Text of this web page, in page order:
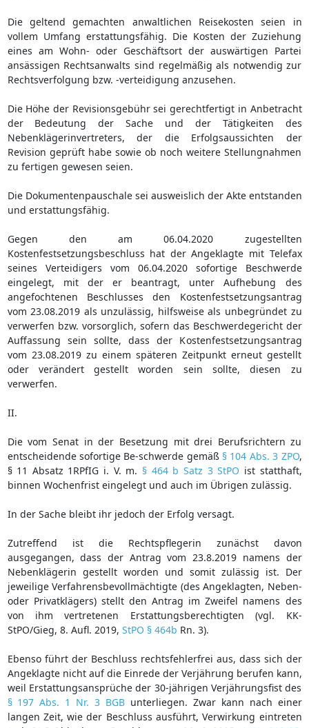
Die geltend gemachten anwaltlichen Reisekosten seien in
vollem Umfang erstattungsfähig. Die Kosten der Zuziehung
eines am Wohn- oder Geschäftsort der auswärtigen Partei
ansässigen Rechtsanwalts sind regelmäßig als notwendig zur
Rechtsverfolgung bzw. -verteidigung anzusehen.
Die Höhe der Revisionsgebühr sei gerechtfertigt in Anbetracht
der Bedeutung der Sache und der Tätigkeiten des
Nebenklägerinvertreters, der die Erfolgsaussichten der
Revision geprüft habe sowie ob noch weitere Stellungnahmen
zu fertigen gewesen seien.
Die Dokumentenpauschale sei ausweislich der Akte entstanden
und erstattungsfähig.
Gegen den am 06.04.2020 zugestellten
Kostenfestsetzungsbeschluss hat der Angeklagte mit Telefax
seines Verteidigers vom 06.04.2020 sofortige Beschwerde
eingelegt, mit der er beantragt, unter Aufhebung des
angefochtenen Beschlusses den Kostenfestsetzungsantrag
vom 23.08.2019 als unzulässig, hilfsweise als unbegründet zu
verwerfen bzw. vorsorglich, sofern das Beschwerdegericht der
Auffassung sein sollte, dass der Kostenfestsetzungsantrag
vom 23.08.2019 zu einem späteren Zeitpunkt erneut gestellt
oder verändert gestellt worden sein sollte, diesen zu
verwerfen.
II.
Die vom Senat in der Besetzung mit drei Berufsrichtern zu
entscheidende sofortige Be-schwerde gemäß § 104 Abs. 3 ZPO,
§ 11 Absatz 1RPfIG i. V. m. § 464 b Satz 3 StPO ist statthaft,
binnen Wochenfrist eingelegt und auch im Übrigen zulässig.
In der Sache bleibt ihr jedoch der Erfolg versagt.
Zutreffend ist die Rechtspflegerin zunächst davon
ausgegangen, dass der Antrag vom 23.8.2019 namens der
Nebenklägerin gestellt worden und somit zulässig ist. Der
jeweilige Verfahrensbevollmächtigte (des Angeklagten, Neben-
oder Privatklägers) stellt den Antrag im Zweifel namens des
von ihm vertretenen Erstattungsberechtigten (vgl. KK-
StPO/Gieg, 8. Aufl. 2019, StPO § 464b Rn. 3).
Ebenso führt der Beschluss rechtsfehlerfrei aus, dass sich der
Angeklagte nicht auf die Einrede der Verjährung berufen kann,
weil Erstattungsansprüche der 30-jährigen Verjährungsfist des
§ 197 Abs. 1 Nr. 3 BGBunterliegen. Zwar kann nach einer
langen Zeit, wie der Beschluss ausführt, Verwirkung eintreten